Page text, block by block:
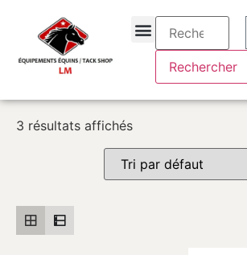
3 résultats affichés